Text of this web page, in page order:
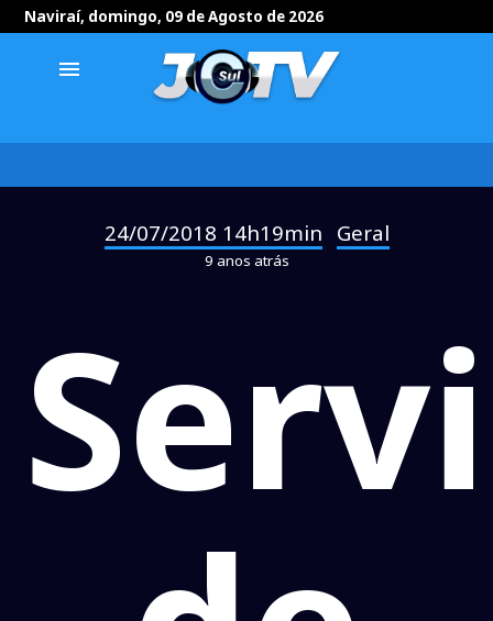
Naviraí, domingo, 09 de Agosto de 2026
menu
24/07/2018 14h19min Geral
9 anos atrás